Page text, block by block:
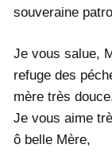
souveraine
Je vous salue,
refuge des
mère très
Je vous aime
ô belle Mère,